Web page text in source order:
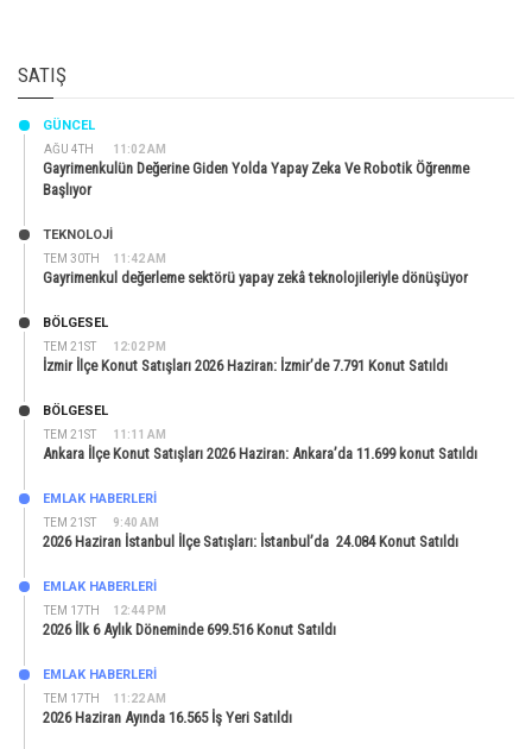
SATIŞ
AĞU 4TH 11:02 AM
GÜNCEL
Gayrimenkulün Değerine Giden Yolda Yapay Zeka Ve Robotik Öğrenme
Başlıyor
TEM 30TH 11:42 AM
TEKNOLOJİ
Gayrimenkul değerleme sektörü yapay zekâ teknolojileriyle dönüşüyor
TEM 21ST 12:02 PM
BÖLGESEL
İzmir İlçe Konut Satışları 2026 Haziran: İzmir’de 7.791 Konut Satıldı
TEM 21ST 11:11 AM
BÖLGESEL
Ankara İlçe Konut Satışları 2026 Haziran: Ankara’da 11.699 konut Satıldı
TEM 21ST 9:40 AM
EMLAK HABERLERI
2026 Haziran İstanbul İlçe Satışları: İstanbul’da 24.084 Konut Satıldı
TEM 17TH 12:44 PM
EMLAK HABERLERI
2026 İlk 6 Aylık Döneminde 699.516 Konut Satıldı
TEM 17TH 11:22 AM
EMLAK HABERLERI
2026 Haziran Ayında 16.565 İş Yeri Satıldı